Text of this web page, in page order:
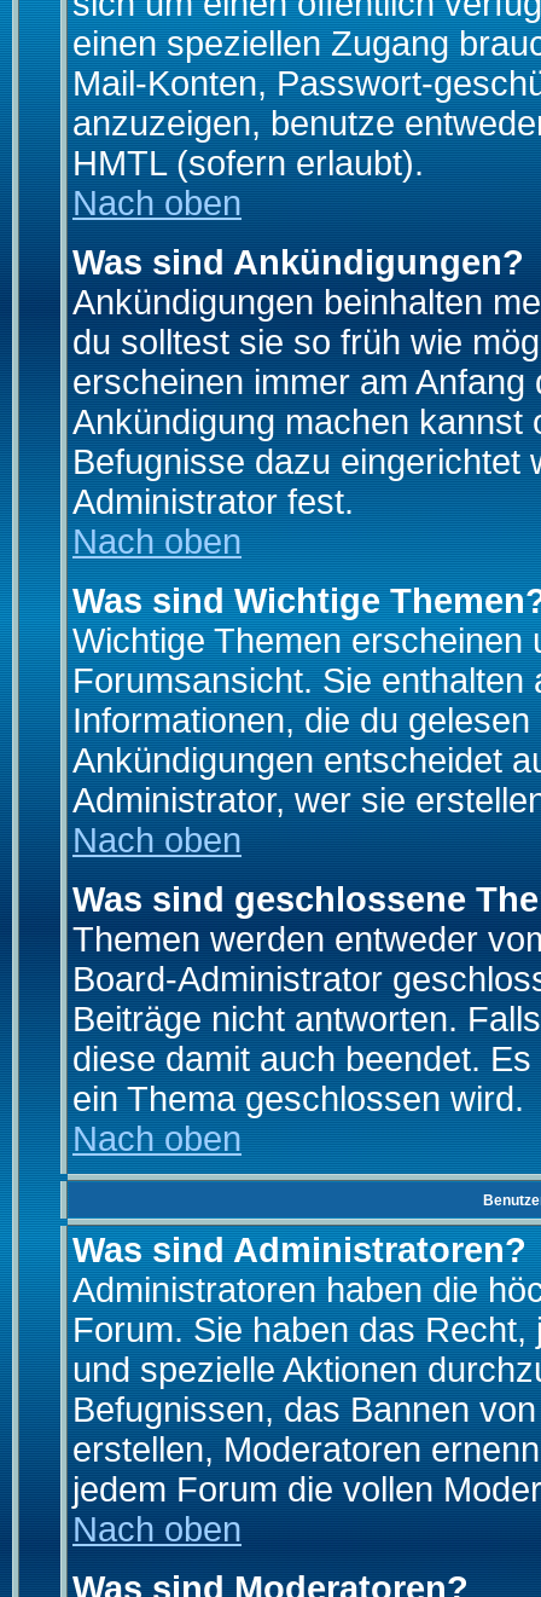
einen speziellen Zugang
Mail-Konten, Passwort-
anzuzeigen, benutze
HMTL (sofern erlaubt).
Nach oben
Was sind Ankündigungen?
Ankündigungen beinhalten
du solltest sie so früh wie
erscheinen immer am
Ankündigung machen kannst
Befugnisse dazu eingerichtet
Administrator fest.
Nach oben
Was sind Wichtige
Wichtige Themen erscheinen
Forumsansicht. Sie enthalten
Informationen, die du
Ankündigungen entscheidet
Administrator, wer sie
Nach oben
Was sind geschlossene
Themen werden entweder
Board-Administrator
Beiträge nicht antworten.
diese damit auch beendet.
ein Thema geschlossen wird.
Nach oben
Was sind Administratoren?
Administratoren haben die
Forum. Sie haben das
und spezielle Aktionen
Befugnissen, das Bannen
erstellen, Moderatoren
jedem Forum die vollen
Nach oben
Was sind Moderatoren?